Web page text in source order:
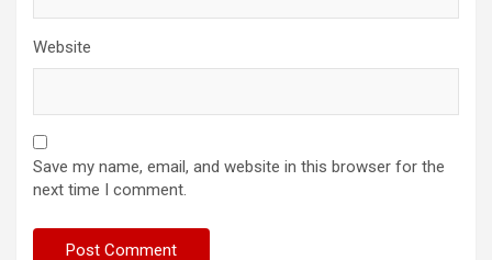
Website
Save my name, email, and website in this browser for the
next time I comment.